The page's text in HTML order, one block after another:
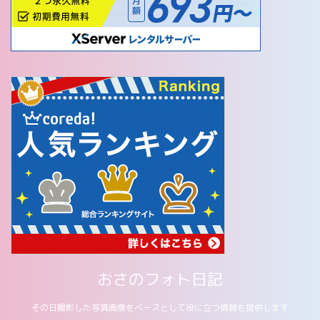
おさのフォト日記
その日撮影した写真画像をベースとして役に立つ情報を提供します